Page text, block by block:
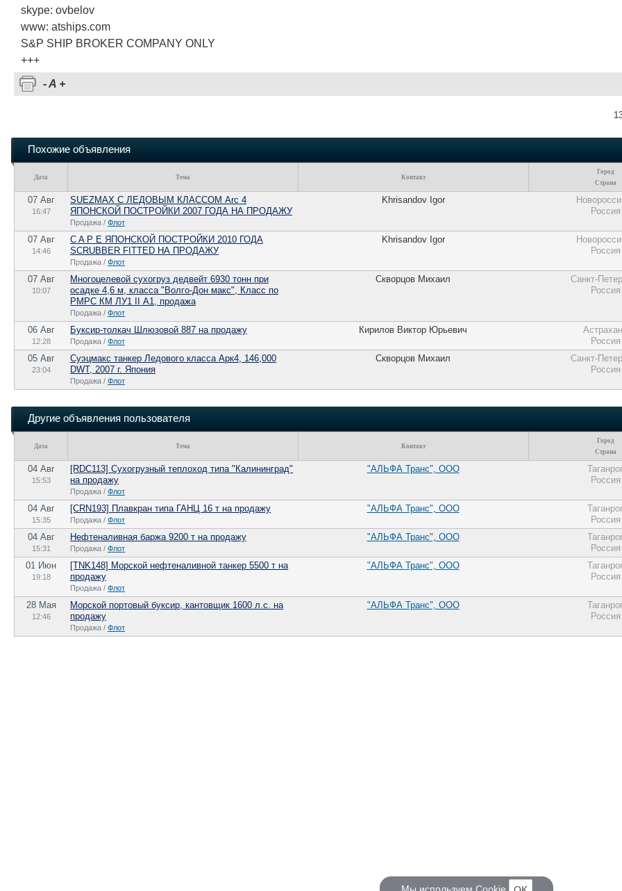
skype: ovbelov
www: atships.com
S&P SHIP BROKER COMPANY ONLY
+++
-A +
Похожие объявления
Дата Тема Контакт
Город
Страна
07 Авг
16:47
SUEZMAX С ЛЕДОВЫМ КЛАССОМ Arc 4
ЯПОНСКОЙ ПОСТРОЙКИ 2007 ГОДА НА ПРОДАЖУ
Продажа / Флот
Khrisandov Igor
Россия
07 Авг
14:46
C A P E ЯПОНСКОЙ ПОСТРОЙКИ 2010 ГОДА
SCRUBBER FITTED НА ПРОДАЖУ
Продажа / Флот
Khrisandov Igor
Россия
07 Авг
10:07
Многоцелевой сухогруз дедвейт 6930 тонн при
осадке 4,6 м, класса "Волго-Дон макс", Класс по
РМРС КМ ЛУ1 II А1, продажа
Продажа / Флот
Скворцов Михаил
Санкт-
Россия
06 Авг
12:28
Буксир-толкач Шлюзовой 887 на продажу
Продажа / Флот
Кирилов Виктор Юрьевич
Россия
05 Авг
23:04
Суэцмакс танкер Ледового класса Арк4, 146,000
DWT, 2007 г. Япония
Продажа / Флот
Скворцов Михаил
Санкт-
Россия
Другие объявления пользователя
Дата Тема Контакт
Город
Страна
04 Авг
15:53
[RDC113] Сухогрузный теплоход типа "Калининград"
на продажу
Продажа / Флот
"АЛЬФА Транс", ООО
Россия
04 Авг
15:35
[CRN193] Плавкран типа ГАНЦ 16 т на продажу
Продажа / Флот
"АЛЬФА Транс", ООО
Россия
04 Авг
15:31
Нефтеналивная баржа 9200 т на продажу
Продажа / Флот
"АЛЬФА Транс", ООО
Россия
01 Июн
19:18
[TNK148] Морской нефтеналивной танкер 5500 т на
продажу
Продажа / Флот
"АЛЬФА Транс", ООО
Россия
28 Мая
12:46
Морской портовый буксир, кантовщик 1600 л.с. на
продажу
Продажа / Флот
"АЛЬФА Транс", ООО
Россия